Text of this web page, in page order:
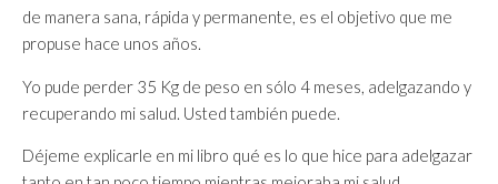
de manera sana, rápida y permanente, es el objetivo que me
propuse hace unos años.
Yo pude perder 35 Kg de peso en sólo 4 meses, adelgazando y
recuperando mi salud. Usted también puede.
Déjeme explicarle en mi libro qué es lo que hice para adelgazar